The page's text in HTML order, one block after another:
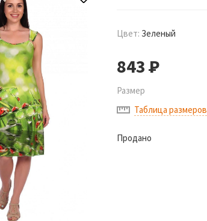
Цвет: Зеленый
843Р
Размер
Таблица размеров
Продано